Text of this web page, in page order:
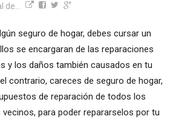
seguro de hogar, debes cursar un
se encargaran de las reparaciones
y los daños también causados en tu
contrario, careces de seguro de hogar,
de reparación de todos los
para poder repararselos por tu